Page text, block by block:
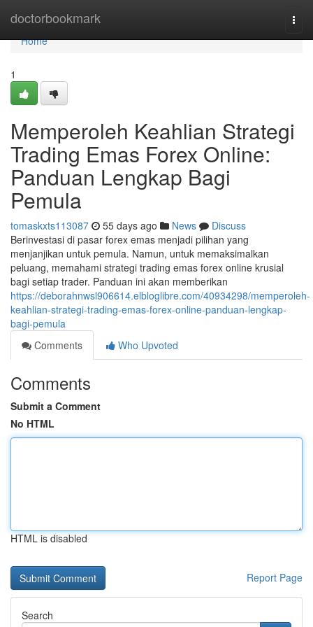
doctorbookmark
Home
Home
1
Memperoleh Keahlian Strategi
Trading Emas Forex Online:
Panduan Lengkap Bagi
Pemula
tomaskxts113087 55 days ago News
Discuss
Berinvestasi di pasar forex emas menjadi pilihan yang
menjanjikan untuk pemula. Namun, untuk memaksimalkan
peluang, memahami strategi trading emas forex online krusial
bagi setiap trader. Panduan ini akan memberikan
https://deborahnwsl906614.elbloglibre.com/40934298/memperoleh-
keahlian-strategi-trading-emas-forex-online-panduan-lengkap-
bagi-pemula
Comments
Who Upvoted
Comments
Submit a Comment
No HTML
HTML is disabled
Report Page
Search